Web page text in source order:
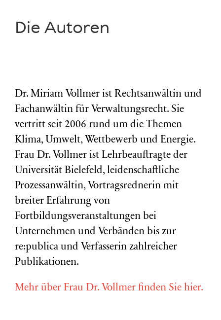
Die Autoren
Dr. Miriam Vollmer ist Rechtsanwältin und
Fachanwältin für Verwaltungsrecht. Sie
vertritt seit 2006 rund um die Themen
Klima, Umwelt, Wettbewerb und Energie.
Frau Dr. Vollmer ist Lehrbeauftragte der
Universität Bielefeld, leidenschaftliche
Prozessanwältin, Vortragsrednerin mit
breiter Erfahrung von
Fortbildungsveranstaltungen bei
Unternehmen und Verbänden bis zur
re:publica und Verfasserin zahlreicher
Publikationen.
Mehr über Frau Dr. Vollmer finden Sie hier.